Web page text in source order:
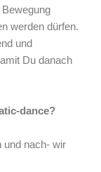
werden dürfen.
und
Du danach
dance?
und nach- wir